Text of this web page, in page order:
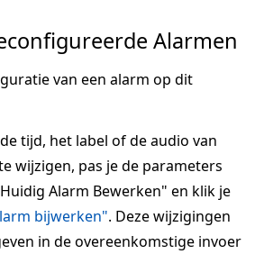
Alarmen
van een alarm op dit
tijd, het label of de audio van
wijzigen, pas je de parameters
Alarm Bewerken" en klik je
bijwerken". Deze wijzigingen
in de overeenkomstige invoer